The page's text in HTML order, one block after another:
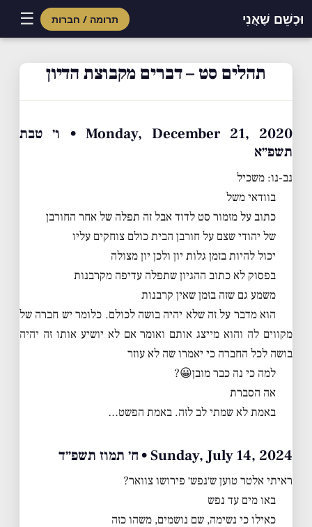
וּכְשֵׁם שֶׁאֲנִי תרומה / חברות ☰
תהלים סט – דברים מקבוצת הדיון
Monday, December 21, 2020 • ו׳ טבת
תשפ״א
נב-נו: משכיל
בוודאי משל
כתוב על מזמור סט לדוד אבל זה תפלה של אחר החורבן
של יהודי שצם על חורבן הבית כולם צוחקים עליו
יכול להיות בזמן גלות יון ולכן יון מצולה
בפסוק לא כתוב ההגיון שתפלה עדיפה מקרבנות
משמע גם שזה בזמן שאין קרבנות
הוא מדבר על זה שלא יהיה בושה לכולם. כלומר יש חברה של
מקווים לה והוא מייצג אותם ואומר אם לא יושיע אותו זה יהיה
בושה לכל החברה כי יאמרו שה לא עוזר
למה כי נה כבר מובן😀?
אה הסברת
באמת לא שמתי לב לזה. באמת הפשט…
Sunday, July 14, 2024 • ח׳ תמוז תשפ״ד
ראיתי אלטר טוען ש׳נפש׳ פירושו צוואר?
באו מים עד נפש
כאילו כי נשימה, שם נושמים, משהו כזה